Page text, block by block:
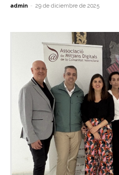
admin - 29 de diciembre de 2025